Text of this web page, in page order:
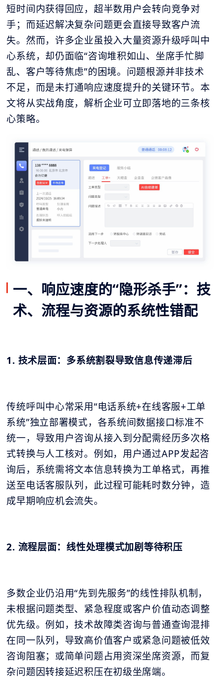
短时间内获得回应，超半数用户会转向竞争对
手；而延迟解决复杂问题更会直接导致客户流
失。然而，许多企业虽投入大量资源升级呼叫中
心系统，却仍面临“咨询堆积如山、坐席手忙脚
乱、客户等待焦虑”的困境。问题根源并非技术
不足，而是未打通响应速度提升的关键环节。本
文将从实战角度，解析企业可立即落地的三条核
心策略。
一、响应速度的“隐形杀手”：技
术、流程与资源的系统性错配
1. 技术层面：多系统割裂导致信息传递滞后
传统呼叫中心常采用“电话系统+在线客服+工单
系统”独立部署模式，各系统间数据接口标准不
统一，导致用户咨询从接入到分配需经历多次格
式转换与人工核对。例如，用户通过APP发起咨
询后，系统需将文本信息转换为工单格式，再推
送至电话客服队列，此过程可能耗时数分钟，造
成早期响应机会流失。
2. 流程层面：线性处理模式加剧等待积压
多数企业仍沿用“先到先服务”的线性排队机制，
未根据问题类型、紧急程度或客户价值动态调整
优先级。例如，技术故障类咨询与普通查询混排
在同一队列，导致高价值客户或紧急问题被低效
咨询阻塞；或简单问题占用资深坐席资源，而复
杂问题因转接延迟积压在初级坐席端。